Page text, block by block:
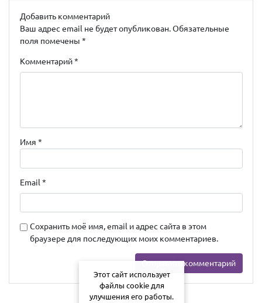
Добавить комментарий
Ваш адрес email не будет опубликован. Обязательные
поля помечены *
Комментарий*
Имя *
Email *
Сохранить моё имя, email и адрес сайта в этом
браузере для последующих моих комментариев.
Этот сайт использует
файлы cookie для
улучшения его работы.